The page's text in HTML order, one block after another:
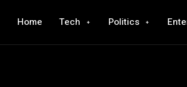
Home Tech Politics